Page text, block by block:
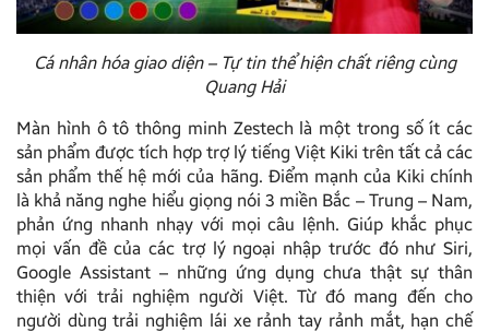
Cá nhân hóa giao diện – Tự tin thể hiện chất riêng cùng
Quang Hải
Màn hình ô tô thông minh Zestech là một trong số ít các
sản phẩm được tích hợp trợ lý tiếng Việt Kiki trên tất cả các
sản phẩm thế hệ mới của hãng. Điểm mạnh của Kiki chính
là khả năng nghe hiểu giọng nói 3 miền Bắc – Trung – Nam,
phản ứng nhanh nhạy với mọi câu lệnh. Giúp khắc phục
mọi vấn đề của các trợ lý ngoại nhập trước đó như Siri,
Google Assistant – những ứng dụng chưa thật sự thân
thiện với trải nghiệm người Việt. Từ đó mang đến cho
người dùng trải nghiệm lái xe rảnh tay rảnh mắt, hạn chế